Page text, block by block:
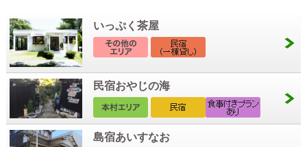
いっぷく茶屋
民宿おやじの海
島宿あいすなお